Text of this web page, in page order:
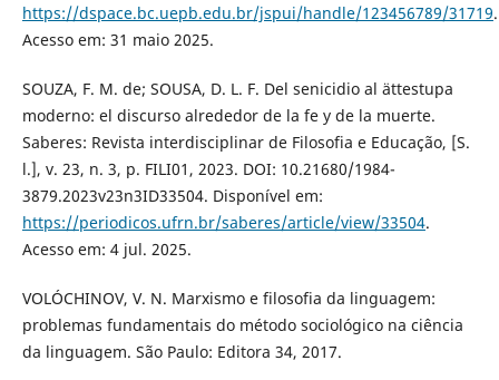
https://dspace.bc.uepb.edu.br/jspui/handle/123456789/31719.
Acesso em: 31 maio 2025.
SOUZA, F. M. de; SOUSA, D. L. F. Del senicidio al ättestupa
moderno: el discurso alrededor de la fe y de la muerte.
Saberes: Revista interdisciplinar de Filosofia e Educação, [S.
l.], v. 23, n. 3, p. FILI01, 2023. DOI: 10.21680/1984-
3879.2023v23n3ID33504. Disponível em:
https://periodicos.ufrn.br/saberes/article/view/33504.
Acesso em: 4 jul. 2025.
VOLÓCHINOV, V. N. Marxismo e filosofia da linguagem:
problemas fundamentais do método sociológico na ciência
da linguagem. São Paulo: Editora 34, 2017.